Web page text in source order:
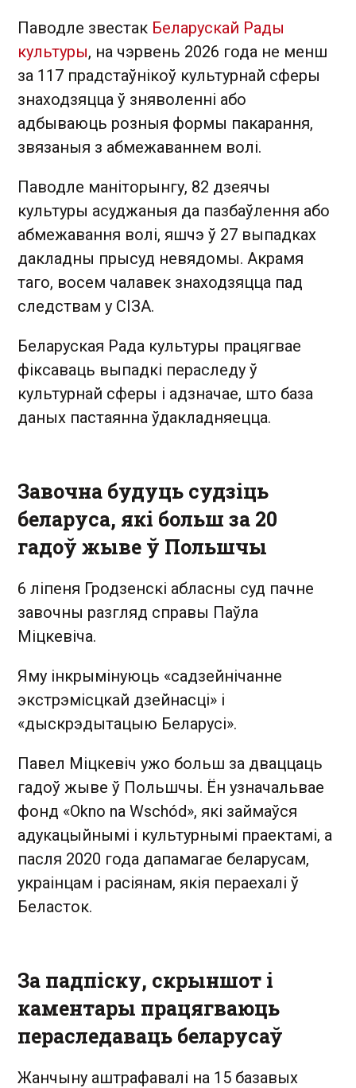
Паводле звестак Беларускай Рады
культуры, на чэрвень 2026 года не менш
за 117 прадстаўнікоў культурнай сферы
знаходзяцца ў зняволенні або
адбываюць розныя формы пакарання,
звязаныя з абмежаваннем волі.
Паводле маніторынгу, 82 дзеячы
культуры асуджаныя да пазбаўлення або
абмежавання волі, яшчэ ў 27 выпадках
дакладны прысуд невядомы. Акрамя
таго, восем чалавек знаходзяцца пад
следствам у СІЗА.
Беларуская Рада культуры працягвае
фіксаваць выпадкі пераследу ў
культурнай сферы і адзначае, што база
даных пастаянна ўдакладняецца.
Завочна будуць судзіць
беларуса, які больш за 20
гадоў жыве ў Польшчы
6 ліпеня Гродзенскі абласны суд пачне
завочны разгляд справы Паўла
Міцкевіча.
Яму інкрымінуюць «садзейнічанне
экстрэмісцкай дзейнасці» і
«дыскрэдытацыю Беларусі».
Павел Міцкевіч ужо больш за дваццаць
гадоў жыве ў Польшчы. Ён узначальвае
фонд «Okno na Wschód», які займаўся
адукацыйнымі і культурнымі праектамі, а
пасля 2020 года дапамагае беларусам,
украінцам і расіянам, якія пераехалі ў
Беласток.
За падпіску, скрыншот і
каментары працягваюць
пераследаваць беларусаў
Жанчыну аштрафавалі на 15 базавых